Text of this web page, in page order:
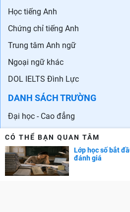
Học tiếng Anh
Chứng chỉ tiếng Anh
Trung tâm Anh ngữ
Ngoại ngữ khác
DOL IELTS Đình Lực
DANH SÁCH TRƯỜNG
Đại học - Cao đẳng
Đại học trên Thế giới
Danh sách trường quốc tế ở Hà
Danh sách các trường quốc tế tại
CÓ THỂ BẠN QUAN TÂM
Lớp học số bắt
đánh giá